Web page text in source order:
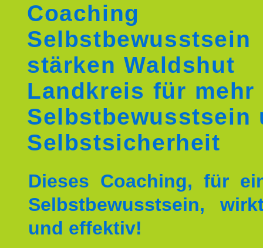
Coaching
Selbstbewusstsein
stärken Waldshut
Landkreis für mehr
Selbstbewusstsein
Selbstsicherheit
Dieses Coaching, für
Selbstbewusstsein,
und effektiv!